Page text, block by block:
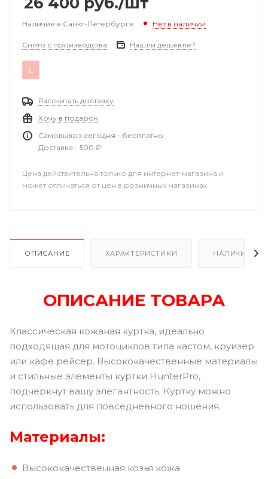
Наличие в Санкт-Петербурге Нет в наличии
Снято с производства Нашли дешевле?
L
Рассчитать доставку
Хочу в подарок
Самовывоз сегодня - бесплатно
Доставка - 500 ₽
Цена действительна только для интернет-магазина и
может отличаться от цен в розничных магазинах
ОПИСАНИЕ ХАРАКТЕРИСТИКИ НАЛИЧИЕ В
ОПИСАНИЕ ТОВАРА
Классическая кожаная куртка, идеально
подходящая для мотоциклов типа кастом, круизер
или кафе рейсер. Высококачественные материалы
и стильные элементы куртки HunterPro,
подчеркнут вашу элегантность. Куртку можно
использовать для повседневного ношения.
Материалы:
Высококачественная козья кожа